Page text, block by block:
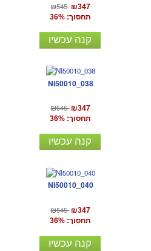
₪545 ₪347
תחסוך: 36%
קנה עכשיו
NI50010_038
₪545 ₪347
תחסוך: 36%
קנה עכשיו
NI50010_040
₪545 ₪347
תחסוך: 36%
קנה עכשיו